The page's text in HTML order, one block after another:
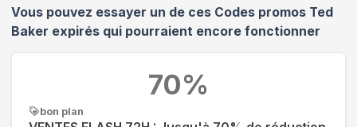
Vous pouvez essayer un de ces Codes promos Ted
Baker expirés qui pourraient encore fonctionner
bon plan
70%